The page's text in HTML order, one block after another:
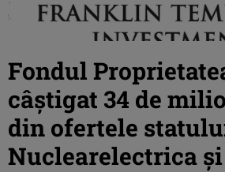
Fondul
câştigat 34 de
din ofertele
Nuclearelectrica